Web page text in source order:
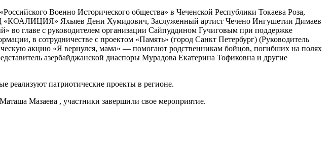
Военно Исторического общества» в Чеченской Республики Токаева Роза,
«КОАЛИЦИЯ» Яхьяев Дени Хумидович, Заслуженный артист Чечено Ингушетии Димаев
главе с руководителем организации Сайпуддином Гучиговым при поддержке
в сотрудничестве с проектом «Память» (город Санкт Петербург) (Руководитель
акцию «Я вернулся, мама» — помогают родственникам бойцов, погибших на полях
азербайджанской диаспоры Мурадова Екатерина Тофиковна и другие
реализуют патриотические проекты в регионе.
Мазаева , участники завершили свое мероприятие.